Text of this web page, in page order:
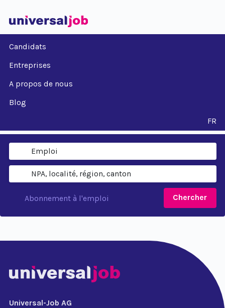
Candidats
Entreprises
A propos de nous
Blog
FR
Chercher
Abonnement à l'emploi
Universal-Job AG